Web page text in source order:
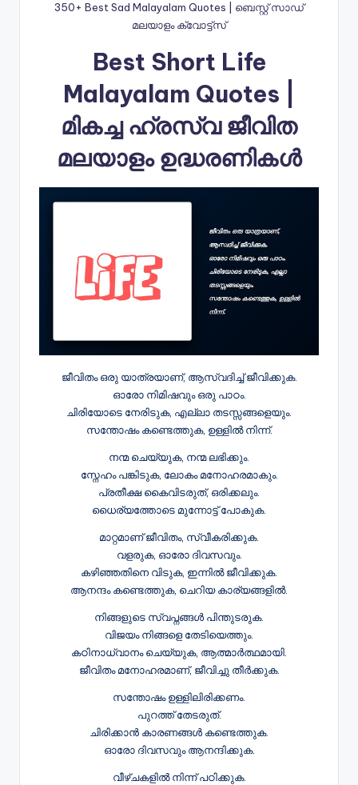
350+ Best Sad Malayalam Quotes | ബെസ്റ്റ് സാഡ്
മലയാളം ക്വോട്ട്സ്
Best Short Life
Malayalam Quotes |
മികച്ച ഹ്രസ്വ ജീവിത
മലയാളം ഉദ്ധരണികൾ
ജീവിതം ഒരു യാത്രയാണ്, ആസ്വദിച്ച് ജീവിക്കുക.
ഓരോ നിമിഷവും ഒരു പാഠം.
ചിരിയോടെ നേരിടുക, എല്ലാ തടസ്സങ്ങളെയും.
സന്തോഷം കണ്ടെത്തുക, ഉള്ളിൽ നിന്ന്.
നന്മ ചെയ്യുക, നന്മ ലഭിക്കും.
സ്നേഹം പങ്കിടുക, ലോകം മനോഹരമാകും.
പ്രതീക്ഷ കൈവിടരുത്, ഒരിക്കലും.
ധൈര്യത്തോടെ മുന്നോട്ട് പോകുക.
മാറ്റമാണ് ജീവിതം, സ്വീകരിക്കുക.
വളരുക, ഓരോ ദിവസവും.
കഴിഞ്ഞതിനെ വിടുക, ഇന്നിൽ ജീവിക്കുക.
ആനന്ദം കണ്ടെത്തുക, ചെറിയ കാര്യങ്ങളിൽ.
നിങ്ങളുടെ സ്വപ്നങ്ങൾ പിന്തുടരുക.
വിജയം നിങ്ങളെ തേടിയെത്തും.
കഠിനാധ്വാനം ചെയ്യുക, ആത്മാർത്ഥമായി.
ജീവിതം മനോഹരമാണ്, ജീവിച്ചു തീർക്കുക.
സന്തോഷം ഉള്ളിലിരിക്കണം.
പുറത്ത് തേടരുത്.
ചിരിക്കാൻ കാരണങ്ങൾ കണ്ടെത്തുക.
ഓരോ ദിവസവും ആനന്ദിക്കുക.
വീഴ്ചകളിൽ നിന്ന് പഠിക്കുക.